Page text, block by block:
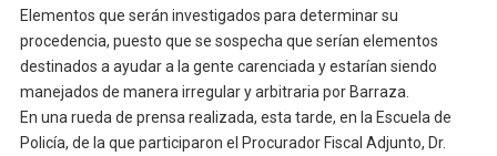
Elementos que serán investigados para determinar su
procedencia, puesto que se sospecha que serían elementos
destinados a ayudar a la gente carenciada y estarían siendo
manejados de manera irregular y arbitraria por Barraza.
En una rueda de prensa realizada, esta tarde, en la Escuela de
Policía, de la que participaron el Procurador Fiscal Adjunto, Dr.